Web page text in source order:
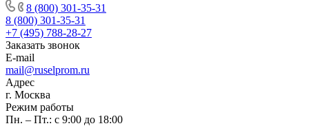
8 (800) 301-35-31
8 (800) 301-35-31
+7 (495) 788-28-27
Заказать звонок
E-mail
mail@ruselprom.ru
Адрес
г. Москва
Режим работы
Пн. – Пт.: с 9:00 до 18:00